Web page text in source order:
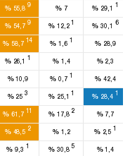
%55,89 % 7 % 29,1 1
%54,79 %12,2 1 % 30,1 6
% 58,7 14 % 1,6 1 % 28,9
%26,1 1 % 1,4 %2,3
%10,9 % 0,7 1 % 42,4
%253 %25,1 1 % 28,4 1
% 61,7 11 %17,8 2 %7,7
%48,5 2 % 1,2 %2,5 1
% 9,3 1 %30,85 %1,4